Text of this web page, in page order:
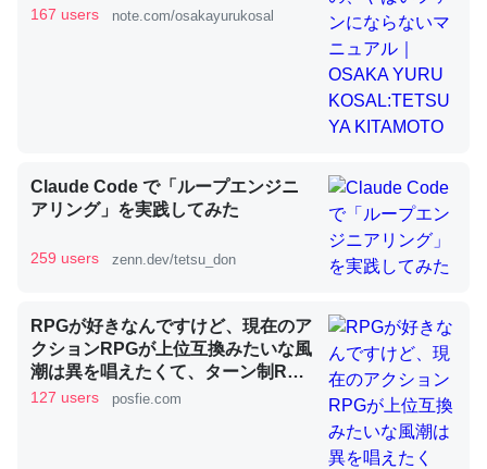
昆虫ってカルシウム少ないのか。知らんかった。調べたら
コオロギのカルシウム分はエビの600分の1程度。
─ニュース :: 【研究発表】昆虫学の大問題＝「昆虫はなぜ海にいな
論文では「淡水はカルシウムも酸素も不足してて両方に不
利だから両方が拮抗してるのでは」とあって面白い。海に
ずキチンを強化してる筈だが、酵素が違うのか？
─ニュース :: 【研究発表】昆虫学の大問題＝「昆虫はなぜ海にいな
いのか」に関する新仮説
KITAMOTO
167 users note.com/osakayurukosal
Claude Code で「ループエンジニ
アリング」を実践してみた
259 users zenn.dev/tetsu_don
RPGが好きなんですけど、現在のア
クションRPGが上位互換みたいな風
潮は異を唱えたくて、ターン制RPG
にはターン制の良さがあると思って
127 users posfie.com